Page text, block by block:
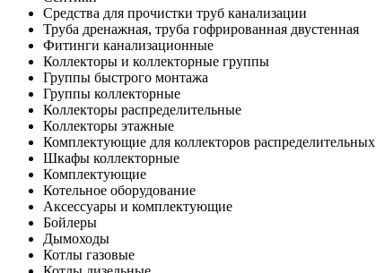
Средства для прочистки труб канализации
Труба дренажная, труба гофрированная двустенная
Фитинги канализационные
Коллекторы и коллекторные группы
Группы быстрого монтажа
Группы коллекторные
Коллекторы распределительные
Коллекторы этажные
Комплектующие для коллекторов распределительных
Шкафы коллекторные
Комплектующие
Котельное оборудование
Аксессуары и комплектующие
Бойлеры
Дымоходы
Котлы газовые